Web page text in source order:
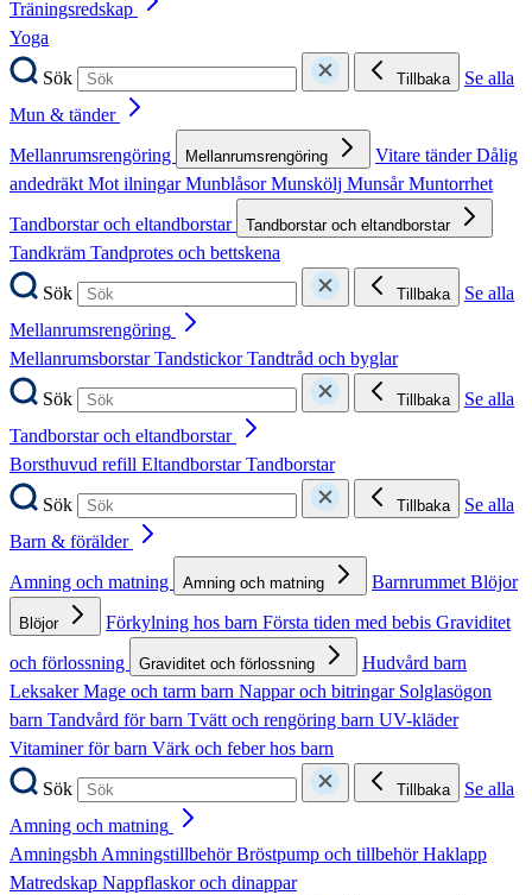
Träningsredskap
Yoga
Sök
Tillbaka
Se alla
Mun & tänder
Mellanrumsrengöring
Mellanrumsrengöring Vitare tänderDålig
andedräktMot ilningarMunblåsorMunskölj MunsårMuntorrhet
Tandborstar och eltandborstar
Tandborstar och eltandborstar
Tandkräm Tandprotes och bettskena
Sök
Tillbaka
Se alla
Mellanrumsrengöring
MellanrumsborstarTandstickorTandtråd och byglar
Sök
Tillbaka
Se alla
Tandborstar och eltandborstar
Borsthuvud refill EltandborstarTandborstar
Sök
Tillbaka
Se alla
Barn & förälder
Amning och matning
Amning och matning BarnrummetBlöjor
Blöjor Förkylning hos barn Första tiden med bebis Graviditet
och förlossning
Graviditet och förlossning
Hudvård barn
LeksakerMage och tarm barn Nappar och bitringar Solglasögon
barn Tandvård för barn Tvätt och rengöring barn UV-kläder
Vitaminer för barn Värk och feber hos barn
Sök
Tillbaka
Se alla
Amning och matning
AmningsbhAmningstillbehörBröstpump och tillbehörHaklapp
Matredskap Nappflaskor och dinappar